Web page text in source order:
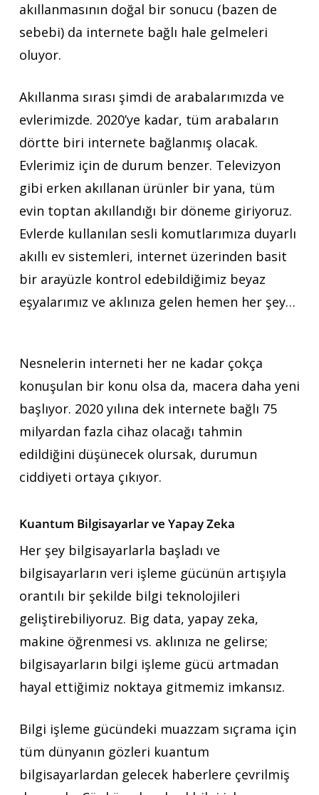
akıllanmasının doğal bir sonucu (bazen de
sebebi) da internete bağlı hale gelmeleri
oluyor.
Akıllanma sırası şimdi de arabalarımızda ve
evlerimizde. 2020’ye kadar, tüm arabaların
dörtte biri internete bağlanmış olacak.
Evlerimiz için de durum benzer. Televizyon
gibi erken akıllanan ürünler bir yana, tüm
evin toptan akıllandığı bir döneme giriyoruz.
Evlerde kullanılan sesli komutlarımıza duyarlı
akıllı ev sistemleri, internet üzerinden basit
bir arayüzle kontrol edebildiğimiz beyaz
eşyalarımız ve aklınıza gelen hemen her şey…
Nesnelerin interneti her ne kadar çokça
konuşulan bir konu olsa da, macera daha yeni
başlıyor. 2020 yılına dek internete bağlı 75
milyardan fazla cihaz olacağı tahmin
edildiğini düşünecek olursak, durumun
ciddiyeti ortaya çıkıyor.
Kuantum Bilgisayarlar ve Yapay Zeka
Her şey bilgisayarlarla başladı ve
bilgisayarların veri işleme gücünün artışıyla
orantılı bir şekilde bilgi teknolojileri
geliştirebiliyoruz. Big data, yapay zeka,
makine öğrenmesi vs. aklınıza ne gelirse;
bilgisayarların bilgi işleme gücü artmadan
hayal ettiğimiz noktaya gitmemiz imkansız.
Bilgi işleme gücündeki muazzam sıçrama için
tüm dünyanın gözleri kuantum
bilgisayarlardan gelecek haberlere çevrilmiş